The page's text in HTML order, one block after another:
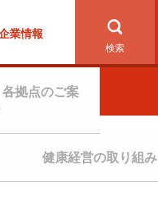
業情報
拠点のご案
健康経営の取り組み